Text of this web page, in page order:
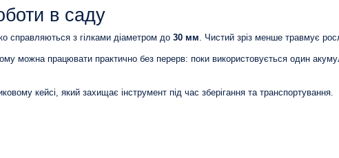
в саду
справляються з гілками діаметром до 30 мм. Чистий зріз менше травмує
можна працювати практично без перерв: поки використовується один
кейсі, який захищає інструмент під час зберігання та транспортування.